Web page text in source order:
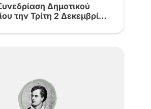
Δημοτικού
την Τρίτη 2 Δεκεμβρίου